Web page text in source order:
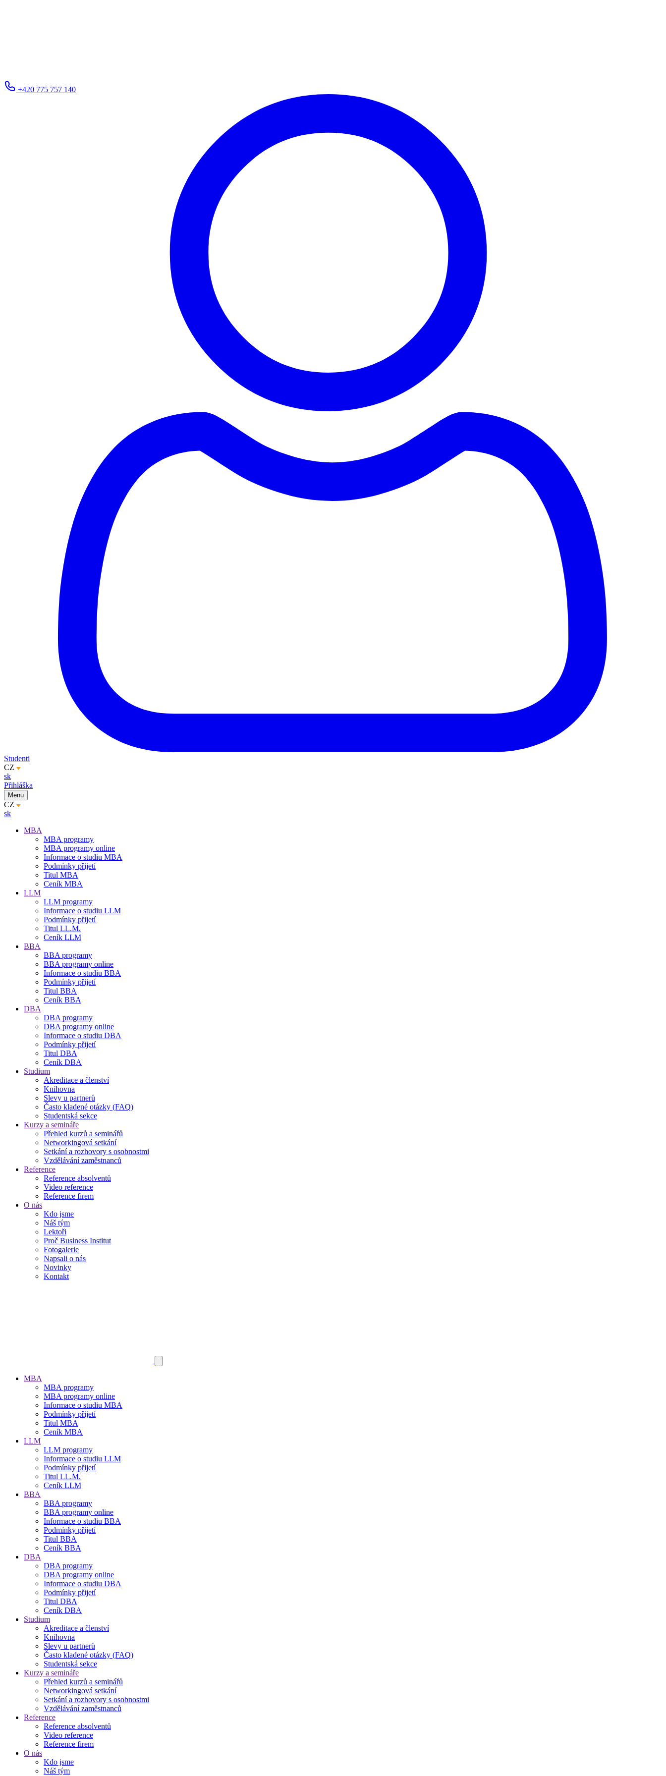
+420 775 757 140
Studenti
CZ
sk
Přihláška
Menu
CZ
sk
MBA
MBA programy
MBA programy online
Informace o studiu MBA
Podmínky přijetí
Titul MBA
Ceník MBA
LLM
LLM programy
Informace o studiu LLM
Podmínky přijetí
Titul LL.M.
Ceník LLM
BBA
BBA programy
BBA programy online
Informace o studiu BBA
Podmínky přijetí
Titul BBA
Ceník BBA
DBA
DBA programy
DBA programy online
Informace o studiu DBA
Podmínky přijetí
Titul DBA
Ceník DBA
Studium
Akreditace a členství
Knihovna
Slevy u partnerů
Často kladené otázky (FAQ)
Studentská sekce
Kurzy a semináře
Přehled kurzů a seminářů
Networkingová setkání
Setkání a rozhovory s osobnostmi
Vzdělávání zaměstnanců
Reference
Reference absolventů
Video reference
Reference firem
O nás
Kdo jsme
Náš tým
Lektoři
Proč Business Institut
Fotogalerie
Napsali o nás
Novinky
Kontakt
MBA
MBA programy
MBA programy online
Informace o studiu MBA
Podmínky přijetí
Titul MBA
Ceník MBA
LLM
LLM programy
Informace o studiu LLM
Podmínky přijetí
Titul LL.M.
Ceník LLM
BBA
BBA programy
BBA programy online
Informace o studiu BBA
Podmínky přijetí
Titul BBA
Ceník BBA
DBA
DBA programy
DBA programy online
Informace o studiu DBA
Podmínky přijetí
Titul DBA
Ceník DBA
Studium
Akreditace a členství
Knihovna
Slevy u partnerů
Často kladené otázky (FAQ)
Studentská sekce
Kurzy a semináře
Přehled kurzů a seminářů
Networkingová setkání
Setkání a rozhovory s osobnostmi
Vzdělávání zaměstnanců
Reference
Reference absolventů
Video reference
Reference firem
O nás
Kdo jsme
Náš tým